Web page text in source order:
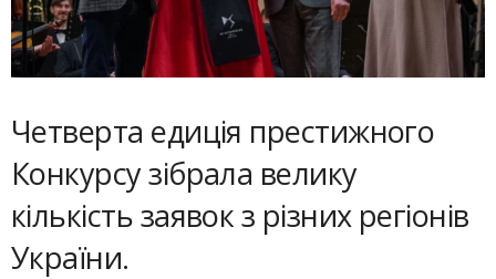
Четверта едиція престижного
Конкурсу зібрала велику
кількість заявок з різних регіонів
України.